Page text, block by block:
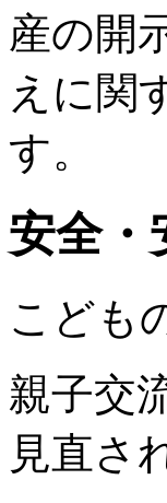
産の開
えに関
す。
安全・
こども
親子交
見直さ